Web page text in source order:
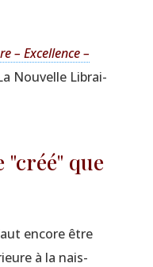
– Excel­lence –
Nou­velle Librai­
que
encore être
à la nais­